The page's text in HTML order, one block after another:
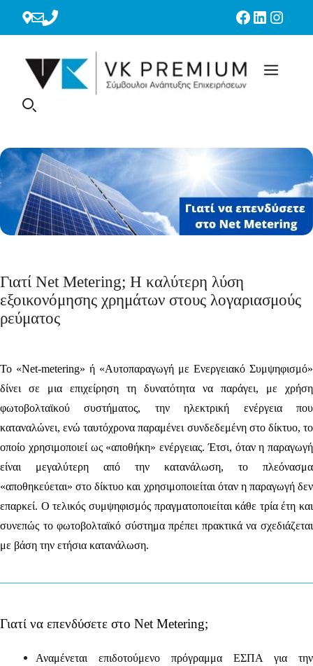
περιεχόμενο
Facebook
LinkedIn
Γιατί Net Metering; Η καλύτερη λύση
εξοικονόμησης χρημάτων στους λογαριασμούς
ρεύματος
Το «Net-metering» ή «Αυτοπαραγωγή με Ενεργειακό Συμψηφισμό»
δίνει σε μια επιχείρηση τη δυνατότητα να παράγει, με χρήση
φωτοβολταϊκού συστήματος, την ηλεκτρική ενέργεια που
καταναλώνει, ενώ ταυτόχρονα παραμένει συνδεδεμένη στο δίκτυο, το
οποίο χρησιμοποιεί ως «αποθήκη» ενέργειας. Έτσι, όταν η παραγωγή
είναι μεγαλύτερη από την κατανάλωση, το πλεόνασμα
«αποθηκεύεται» στο δίκτυο και χρησιμοποιείται όταν η παραγωγή δεν
επαρκεί. Ο τελικός συμψηφισμός πραγματοποιείται κάθε τρία έτη και
συνεπώς το φωτοβολταϊκό σύστημα πρέπει πρακτικά να σχεδιάζεται
με βάση την ετήσια κατανάλωση.
Γιατί να επενδύσετε στο Net Metering;
Αναμένεται επιδοτούμενο πρόγραμμα ΕΣΠΑ για την